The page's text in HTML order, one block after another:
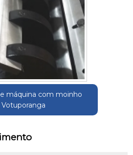
máquina com moinho
Votuporanga